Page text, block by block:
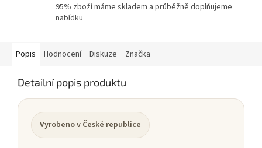
95% zboží máme skladem a průběžně doplňujeme
nabídku
Popis Hodnocení Diskuze Značka
Detailní popis produktu
Vyrobeno v České republice